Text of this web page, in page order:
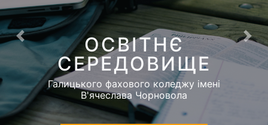
ОСВІТНЄ
СЕРЕДОВИЩЕ
Галицького фахового коледжу імені
В'ячеслава Чорновола
Previous Next